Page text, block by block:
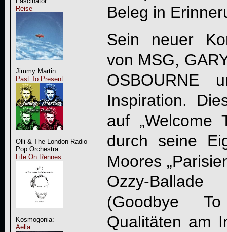
Reise
Jimmy Martin:
Past To Present
Olli & The London Radio
Pop Orchestra:
Life On Rennes
Kosmogonia:
Aella
Beleg in
Sein neuer
von MSG,
OSBOURNE
Inspiration.
auf „Welcome
durch seine
Moores
Ozzy-
(Goodbye
Qualitäten am